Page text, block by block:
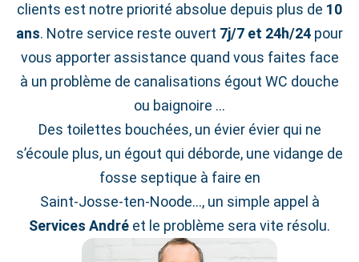
clients est notre priorité absolue depuis plus de 10
ans. Notre service reste ouvert 7j/7 et 24h/24 pour
vous apporter assistance quand vous faites face
à un problème de canalisations égout WC douche
ou baignoire …
Des toilettes bouchées, un évier évier qui ne
s’écoule plus, un égout qui déborde, une vidange de
fosse septique à faire en
Saint‑Josse‑ten‑Noode…, un simple appel à
Services André et le problème sera vite résolu.